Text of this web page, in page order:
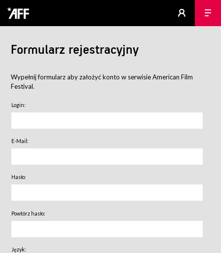
Formularz rejestracyjny
Wypełnij formularz aby założyć konto w serwisie American Film
Festival.
Login:
E-Mail:
Hasło:
Powtórz hasło:
Język: